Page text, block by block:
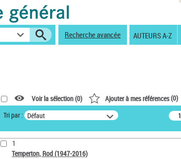
Recherche avancée AUTEURS A-Z
Voir la sélection (0) Ajouter à mes références(0)
Tri par : Défaut
1
Temperton, Rod (1947-2016)